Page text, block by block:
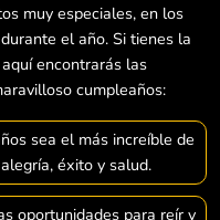
muy especiales, en los
el año. Si tienes la
encontrarás las
cumpleaños:
sea el más increíble de
éxito y salud.
oportunidades para reír y